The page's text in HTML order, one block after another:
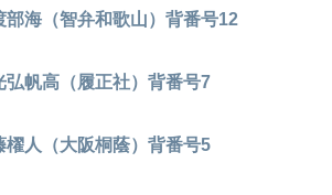
海（智弁和歌山）背番号12
帆高（履正社）背番号7
人（大阪桐蔭）背番号5